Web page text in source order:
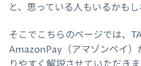
と、思っている人もいるかもし
そこでこちらのページでは、
AmazonPay（アマゾンペイ